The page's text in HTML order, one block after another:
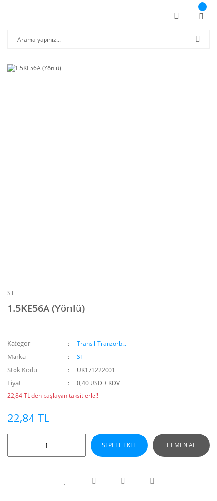
ST
1.5KE56A (Yönlü)
Kategori Transil-Tranzorb...
Marka ST
Stok Kodu UK171222001
Fiyat
0,40 USD + KDV
22,84 TL den başlayan taksitlerle!!
22,84 TL
SEPETE EKLE HEMEN AL